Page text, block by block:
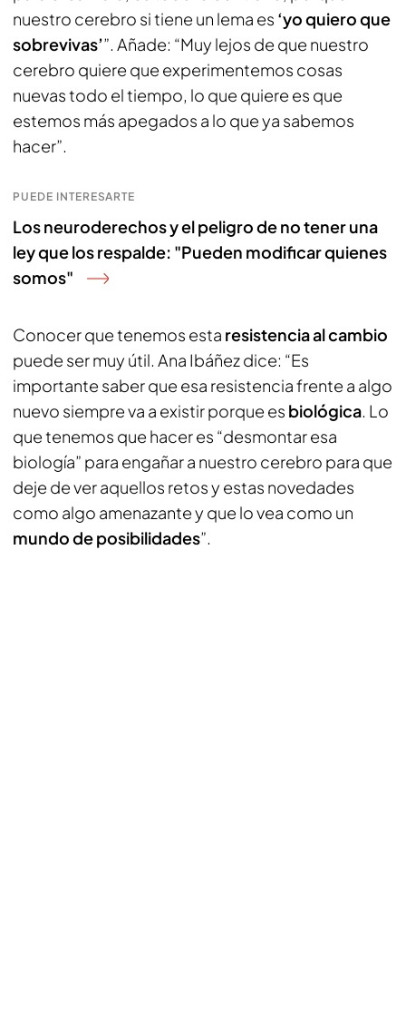
nuestro cerebro si tiene un lema es ‘yo quiero que
sobrevivas’”. Añade: “Muy lejos de que nuestro
cerebro quiere que experimentemos cosas
nuevas todo el tiempo, lo que quiere es que
estemos más apegados a lo que ya sabemos
hacer”.
PUEDE INTERESARTE
Los neuroderechos y el peligro de no tener una
ley que los respalde: "Pueden modificar quienes
somos"
Conocer que tenemos esta resistencia al cambio
puede ser muy útil. Ana Ibáñez dice: “Es
importante saber que esa resistencia frente a algo
nuevo siempre va a existir porque es biológica. Lo
que tenemos que hacer es “desmontar esa
biología” para engañar a nuestro cerebro para que
deje de ver aquellos retos y estas novedades
como algo amenazante y que lo vea como un
mundo de posibilidades”.